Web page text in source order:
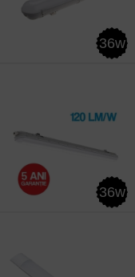
36w
36w